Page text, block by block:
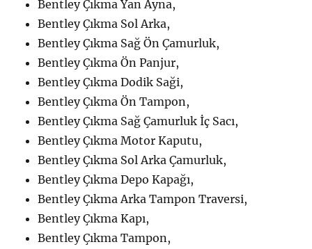
Bentley Çıkma Yan Ayna,
Bentley Çıkma Sol Arka,
Bentley Çıkma Sağ Ön Çamurluk,
Bentley Çıkma Ön Panjur,
Bentley Çıkma Dodik Saği,
Bentley Çıkma Ön Tampon,
Bentley Çıkma Sağ Çamurluk İç Sacı,
Bentley Çıkma Motor Kaputu,
Bentley Çıkma Sol Arka Çamurluk,
Bentley Çıkma Depo Kapağı,
Bentley Çıkma Arka Tampon Traversi,
Bentley Çıkma Kapı,
Bentley Çıkma Tampon,